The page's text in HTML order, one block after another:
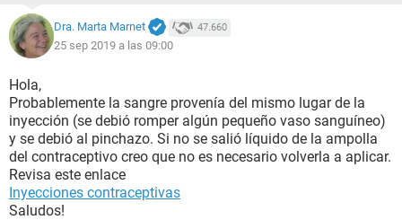
Dra. Marta Marnet 47.660
25 sep 2019 a las 09:00
Hola,
Probablemente la sangre provenía del mismo lugar de la
inyección (se debió romper algún pequeño vaso sanguíneo)
y se debió al pinchazo. Si no se salió líquido de la ampolla
del contraceptivo creo que no es necesario volverla a aplicar.
Revisa este enlace
Inyecciones contraceptivas
Saludos!